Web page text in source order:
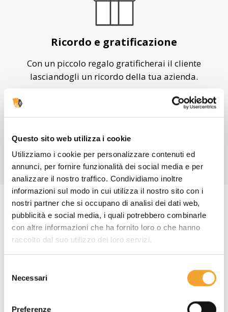
Questo sito web utilizza i cookie
Utilizziamo i cookie per personalizzare contenuti ed
annunci, per fornire funzionalità dei social media e per
analizzare il nostro traffico. Condividiamo inoltre
informazioni sul modo in cui utilizza il nostro sito con i
nostri partner che si occupano di analisi dei dati web,
pubblicità e social media, i quali potrebbero combinarle
con altre informazioni che ha fornito loro o che hanno
raccolto dal suo utilizzo dei loro servizi.
delNecessari
Preferenze
Ricordo e gratificazione
Con un piccolo regalo gratificherai il cliente
lasciandogli un ricordo della tua azienda.
Ti garantiamo sempre